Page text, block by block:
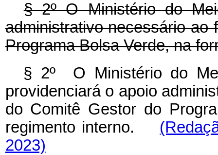
§ 2º O Ministério do
administrativo necessário ao
Programa Bolsa Verde, na
§ 2º O Ministério do
providenciará o apoio
do Comitê Gestor do
regimento interno.
2023)